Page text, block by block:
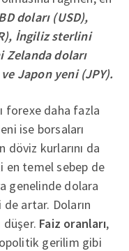
doları (USD),
İngiliz sterlini
Zelanda doları
Japon yeni (JPY).
forexe daha fazla
ise borsaları
kurlarını da
en temel sebep de
genelinde dolara
artar. Doların
düşer. Faiz oranları,
gerilim gibi